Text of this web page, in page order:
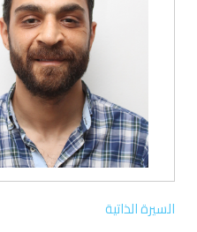
السيرة الذاتية